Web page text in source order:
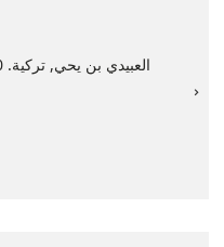
Livre | العبيدي بن يحي‏‏, ‏تركية‏. ‏070 | 2019